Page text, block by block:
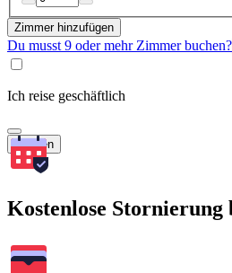
Zimmer hinzufügen
Du musst 9 oder mehr Zimmer buchen?
Ich reise geschäftlich
Suchen
Kostenlose Stornierung